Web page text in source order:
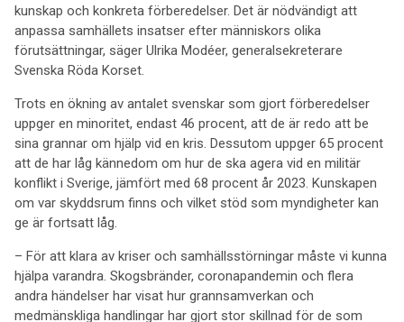
kunskap och konkreta förberedelser. Det är nödvändigt att
anpassa samhällets insatser efter människors olika
förutsättningar, säger Ulrika Modéer, generalsekreterare
Svenska Röda Korset.
Trots en ökning av antalet svenskar som gjort förberedelser
uppger en minoritet, endast 46 procent, att de är redo att be
sina grannar om hjälp vid en kris. Dessutom uppger 65 procent
att de har låg kännedom om hur de ska agera vid en militär
konflikt i Sverige, jämfört med 68 procent år 2023. Kunskapen
om var skyddsrum finns och vilket stöd som myndigheter kan
ge är fortsatt låg.
– För att klara av kriser och samhällsstörningar måste vi kunna
hjälpa varandra. Skogsbränder, coronapandemin och flera
andra händelser har visat hur grannsamverkan och
medmänskliga handlingar har gjort stor skillnad för de som